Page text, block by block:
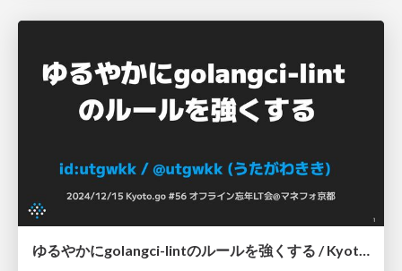
ゆるやかにgolangci-lintのルールを強くする / Kyoto.go #56